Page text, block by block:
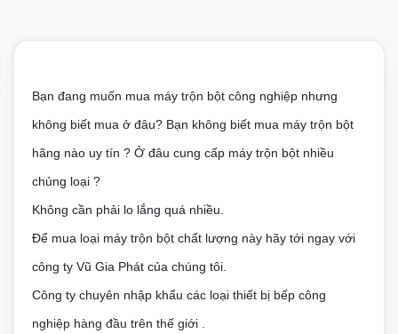
Bạn đang muốn mua máy trộn bột công nghiệp nhưng
không biết mua ở đâu? Bạn không biết mua máy trộn bột
hãng nào uy tín ? Ở đâu cung cấp máy trộn bột nhiều
chủng loại ?
Không cần phải lo lắng quá nhiều.
Để mua loại máy trộn bột chất lượng này hãy tới ngay với
công ty Vũ Gia Phát của chúng tôi.
Công ty chuyên nhập khẩu các loại thiết bị bếp công
nghiệp hàng đầu trên thế giới .